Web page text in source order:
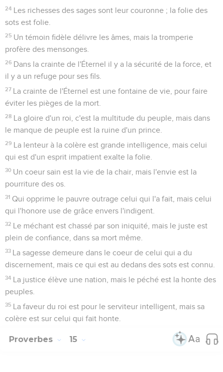
24 Les richesses des sages sont leur couronne ; la folie des
sots est folie.
25 Un témoin fidèle délivre les âmes, mais la tromperie
profère des mensonges.
26 Dans la crainte de l'Éternel il y a la sécurité de la force, et
il y a un refuge pour ses fils.
27 La crainte de l'Éternel est une fontaine de vie, pour faire
éviter les pièges de la mort.
28 La gloire d'un roi, c'est la multitude du peuple, mais dans
le manque de peuple est la ruine d'un prince.
29 La lenteur à la colère est grande intelligence, mais celui
qui est d'un esprit impatient exalte la folie.
30 Un coeur sain est la vie de la chair, mais l'envie est la
pourriture des os.
31 Qui opprime le pauvre outrage celui qui l'a fait, mais celui
qui l'honore use de grâce envers l'indigent.
32 Le méchant est chassé par son iniquité, mais le juste est
plein de confiance, dans sa mort même.
33 La sagesse demeure dans le coeur de celui qui a du
discernement, mais ce qui est au dedans des sots est connu.
34 La justice élève une nation, mais le péché est la honte des
peuples.
35 La faveur du roi est pour le serviteur intelligent, mais sa
colère est sur celui qui fait honte.
Proverbes 15